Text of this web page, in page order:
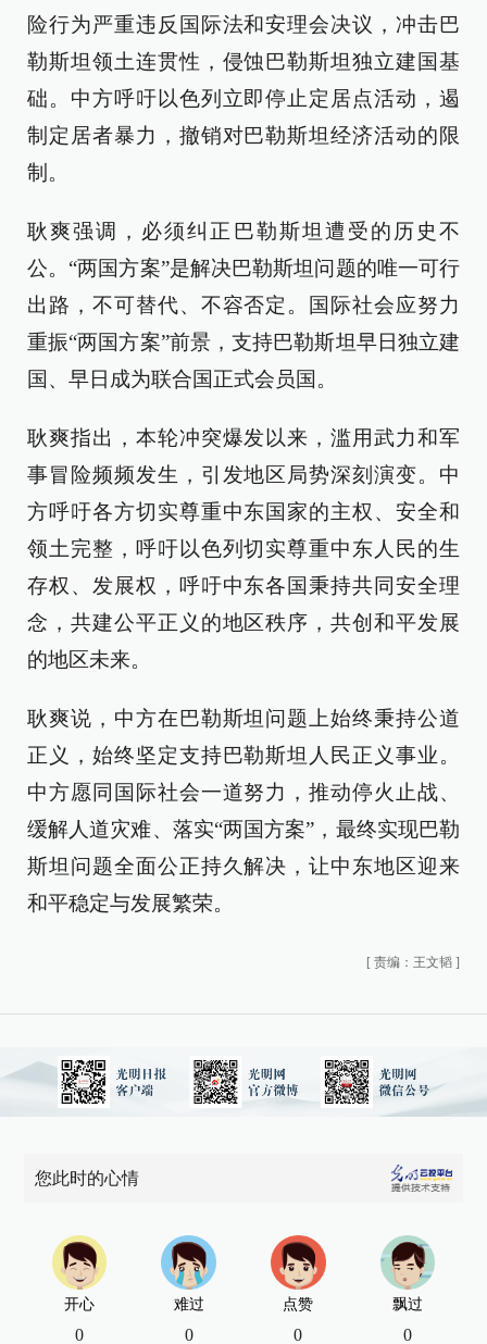
险行为严重违反国际法和安理会决议，冲击巴
勒斯坦领土连贯性，侵蚀巴勒斯坦独立建国基
础。中方呼吁以色列立即停止定居点活动，遏
制定居者暴力，撤销对巴勒斯坦经济活动的限
制。
耿爽强调，必须纠正巴勒斯坦遭受的历史不
公。“两国方案”是解决巴勒斯坦问题的唯一可行
出路，不可替代、不容否定。国际社会应努力
重振“两国方案”前景，支持巴勒斯坦早日独立建
国、早日成为联合国正式会员国。
耿爽指出，本轮冲突爆发以来，滥用武力和军
事冒险频频发生，引发地区局势深刻演变。中
方呼吁各方切实尊重中东国家的主权、安全和
领土完整，呼吁以色列切实尊重中东人民的生
存权、发展权，呼吁中东各国秉持共同安全理
念，共建公平正义的地区秩序，共创和平发展
的地区未来。
耿爽说，中方在巴勒斯坦问题上始终秉持公道
正义，始终坚定支持巴勒斯坦人民正义事业。
中方愿同国际社会一道努力，推动停火止战、
缓解人道灾难、落实“两国方案”，最终实现巴勒
斯坦问题全面公正持久解决，让中东地区迎来
和平稳定与发展繁荣。
[ 责编：王文韬 ]
您此时的心情
开心
0
难过
0
点赞
0
飘过
0